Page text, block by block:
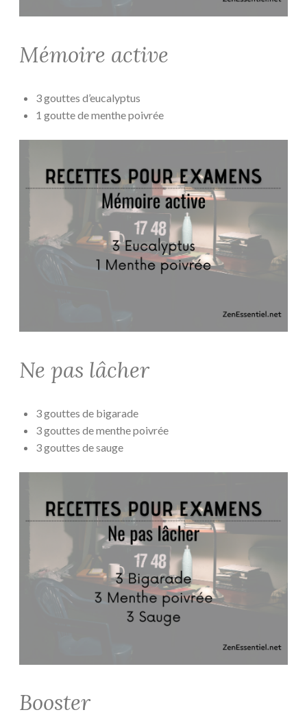
Mémoire active
3 gouttes d’eucalyptus
1 goutte de menthe poivrée
Ne pas lâcher
3 gouttes de bigarade
3 gouttes de menthe poivrée
3 gouttes de sauge
Booster